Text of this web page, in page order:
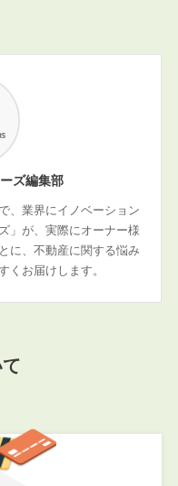
ズ編集部
、業界にイノベーション
」が、実際にオーナー様
に、不動産に関する悩み
くお届けします。